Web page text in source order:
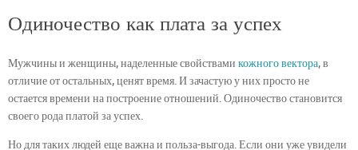
Одиночество как плата за успех
Мужчины и женщины, наделенные свойствами кожного вектора, в
отличие от остальных, ценят время. И зачастую у них просто не
остается времени на построение отношений. Одиночество становится
своего рода платой за успех.
Но для таких людей еще важна и польза-выгода. Если они уже увидели